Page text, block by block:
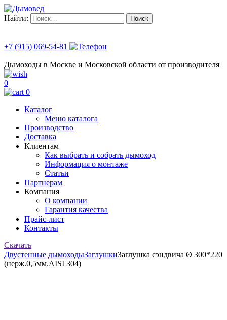
Найти:
+7 (915) 069-54-81
Дымоходы в Москве и Московской области от производителя
0
0
Каталог
Меню каталога
Производство
Доставка
Клиентам
Как выбрать и собрать дымоход
Информация о монтаже
Статьи
Партнерам
Компания
О компании
Гарантия качества
Прайс-лист
Контакты
Скачать
Двустенные дымоходыЗаглушкиЗаглушка сэндвича Ø 300*220
(нерж.0,5мм.AISI 304)